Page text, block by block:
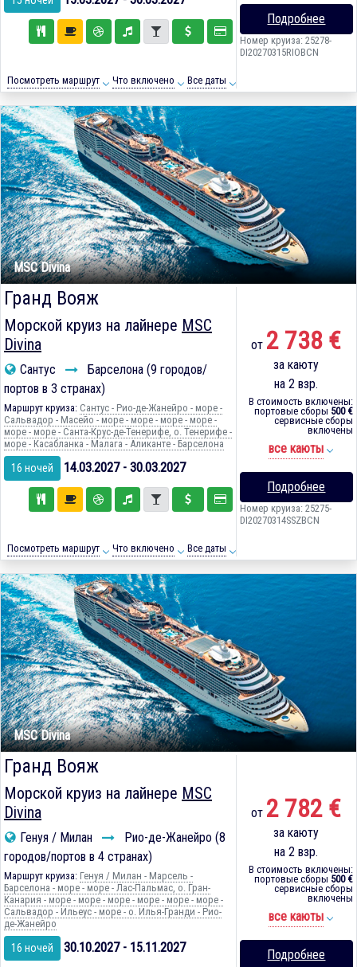
Посмотреть маршрут Что включено Все даты
Подробнее
Номер круиза: 25278-
DI20270315RIOBCN
MSC Divina
Гранд Вояж
Морской круиз на лайнере MSC
Divina
Сантус
Барселона (9 городов/
портов в 3 странах)
Маршрут круиза: Сантус - Рио-де-Жанейро - море -
Сальвадор - Масейо - море - море - море - море -
море - море - Санта-Крус-де-Тенерифе, о. Тенерифе -
море - Касабланка - Малага - Аликанте - Барселона
16 ночей 14.03.2027 - 30.03.2027
Посмотреть маршрут Что включено Все даты
от 2 738 €
за каюту
на 2 взр.
В стоимость включены:
портовые сборы 500 €
сервисные сборы
включены
все каюты
Подробнее
Номер круиза: 25275-
DI20270314SSZBCN
MSC Divina
Гранд Вояж
Морской круиз на лайнере MSC
Divina
Генуя / Милан
Рио-де-Жанейро (8
городов/портов в 4 странах)
Маршрут круиза: Генуя / Милан - Марсель -
Барселона - море - море - Лас-Пальмас, о. Гран-
Канария - море - море - море - море - море - море -
Сальвадор - Ильеус - море - о. Илья-Гранди - Рио-
де-Жанейро
16 ночей 30.10.2027 - 15.11.2027
от 2 782 €
за каюту
на 2 взр.
В стоимость включены:
портовые сборы 500 €
сервисные сборы
включены
все каюты
Подробнее